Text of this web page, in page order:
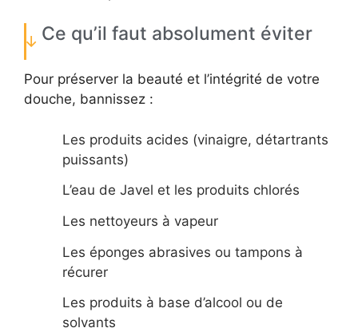
Ce qu’il faut absolument éviter
Pour préserver la beauté et l’intégrité de votre
douche, bannissez :
Les produits acides (vinaigre, détartrants
puissants)
L’eau de Javel et les produits chlorés
Les nettoyeurs à vapeur
Les éponges abrasives ou tampons à
récurer
Les produits à base d’alcool ou de
solvants